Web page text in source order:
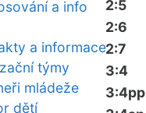
a info
a informace
týmy
mládeže
dětí
2:5
2:6
2:7
3:4
3:4pp